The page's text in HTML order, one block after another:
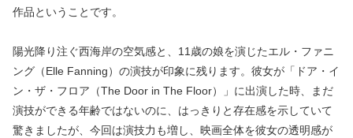
作品ということです。
陽光降り注ぐ西海岸の空気感と、11歳の娘を演じたエル・ファニ
ング（Elle Fanning）の演技が印象に残ります。彼女が「ドア・イ
ン・ザ・フロア（The Door in The Floor）」に出演した時、まだ
演技ができる年齢ではないのに、はっきりと存在感を示していて
驚きましたが、今回は演技力も増し、映画全体を彼女の透明感が